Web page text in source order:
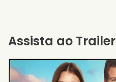
Assista ao Trailer